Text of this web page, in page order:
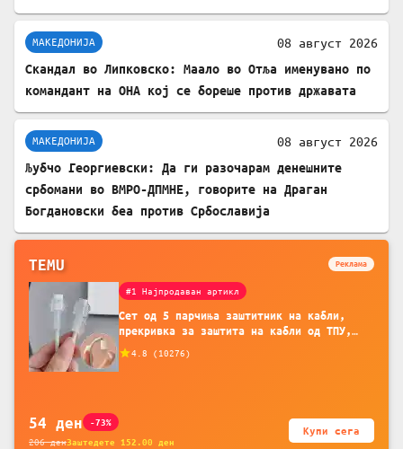
МАКЕДОНИЈА 08 август 2026
Скандал во Липковско: Маало во Отља именувано по
командант на ОНА кој се бореше против државата
МАКЕДОНИЈА 08 август 2026
Љубчо Георгиевски: Да ги разочарам денешните
србомани во ВМРО-ДПМНЕ, говорите на Драган
Богдановски беа против Србославија
TEMU Реклама
#1 Најпродаван артикл
Сет од 5 парчиња заштитник на кабли,
прекривка за заштита на кабли од ТПУ,
батерија, за мобилни телефони, комплет
4.8 ( 10276)
54 ден -73%
206денЗаштедете 152.00 ден
Купи сега